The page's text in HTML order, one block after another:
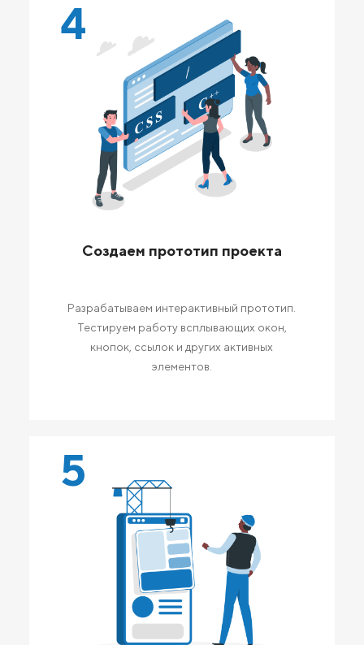
4
Создаем прототип проекта
Разрабатываем интерактивный прототип.
Тестируем работу всплывающих окон,
кнопок, ссылок и других активных
элементов.
5